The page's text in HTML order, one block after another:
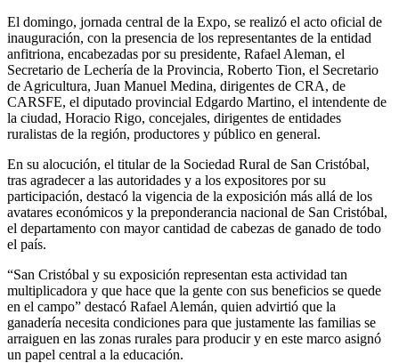
El domingo, jornada central de la Expo, se realizó el acto oficial de
inauguración, con la presencia de los representantes de la entidad
anfitriona, encabezadas por su presidente, Rafael Aleman, el
Secretario de Lechería de la Provincia, Roberto Tion, el Secretario
de Agricultura, Juan Manuel Medina, dirigentes de CRA, de
CARSFE, el diputado provincial Edgardo Martino, el intendente de
la ciudad, Horacio Rigo, concejales, dirigentes de entidades
ruralistas de la región, productores y público en general.
En su alocución, el titular de la Sociedad Rural de San Cristóbal,
tras agradecer a las autoridades y a los expositores por su
participación, destacó la vigencia de la exposición más allá de los
avatares económicos y la preponderancia nacional de San Cristóbal,
el departamento con mayor cantidad de cabezas de ganado de todo
el país.
“San Cristóbal y su exposición representan esta actividad tan
multiplicadora y que hace que la gente con sus beneficios se quede
en el campo” destacó Rafael Alemán, quien advirtió que la
ganadería necesita condiciones para que justamente las familias se
arraiguen en las zonas rurales para producir y en este marco asignó
un papel central a la educación.